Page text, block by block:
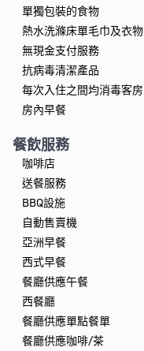
單獨包裝的食物
熱水洗滌床單毛巾及衣物
無現金支付服務
抗病毒清潔產品
每次入住之間均消毒客房
房內早餐
餐飲服務
咖啡店
送餐服務
BBQ設施
自動售賣機
亞洲早餐
西式早餐
餐廳供應午餐
西餐廳
餐廳供應單點餐單
餐廳供應咖啡/茶